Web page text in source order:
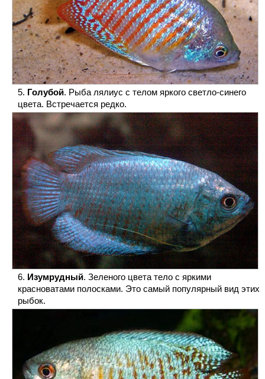
Голубой. Рыба лялиус с телом яркого светло-синего
цвета. Встречается редко.
Изумрудный. Зеленого цвета тело с яркими
красноватами полосками. Это самый популярный вид этих
рыбок.